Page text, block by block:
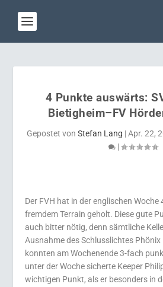
4 Punkte auswärts:
Bietigheim–FV
Gepostet von Stefan Lang |Apr. 22,
|
Der FVH hat in der englischen Woche
fremdem Terrain geholt. Diese gute
auch bitter nötig, denn sämtliche
Ausnahme des Schlusslichtes
konnten am Wochenende 3-fach
unter der Woche sicherte Keeper
wichtigen Punkt, als er besonders in